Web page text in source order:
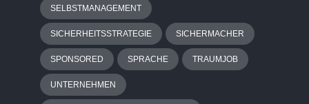
SELBSTMANAGEMENT
SICHERHEITSSTRATEGIE SICHERMACHER
SPONSORED SPRACHE TRAUMJOB
UNTERNEHMEN